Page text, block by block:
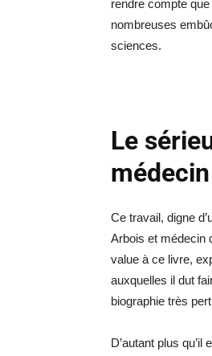
rendre compte
nombreuses
sciences.
Le
médecin
Ce travail, digne
Arbois et médecin
value à ce livre,
auxquelles il dut
biographie très
D’autant plus